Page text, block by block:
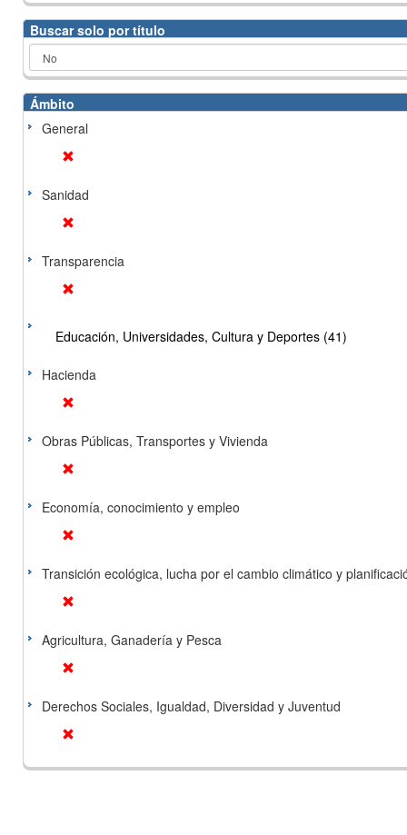
Buscar solo por título
Ámbito
General
Sanidad
Transparencia
Educación, Universidades, Cultura y Deportes (41)
Hacienda
Obras Públicas, Transportes y Vivienda
Economía, conocimiento y empleo
Transición ecológica, lucha por el cambio climático y
Agricultura, Ganadería y Pesca
Derechos Sociales, Igualdad, Diversidad y Juventud